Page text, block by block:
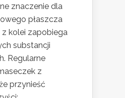
znaczenie dla
płaszcza
kolei zapobiega
substancji
Regularne
z
przynieść